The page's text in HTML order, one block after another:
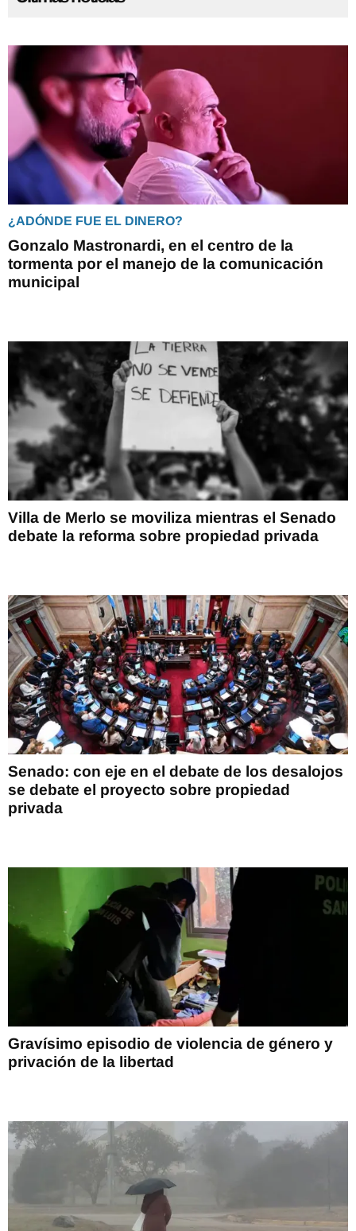
¿ADÓNDE FUE EL DINERO?
Gonzalo Mastronardi, en el centro de la
tormenta por el manejo de la comunicación
municipal
Villa de Merlo se moviliza mientras el Senado
debate la reforma sobre propiedad privada
Senado: con eje en el debate de los desalojos
se debate el proyecto sobre propiedad
privada
Gravísimo episodio de violencia de género y
privación de la libertad